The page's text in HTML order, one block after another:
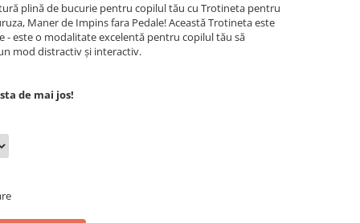
plină de bucurie pentru copilul tău cu Trotineta pentru
Maner de Impins fara Pedale! Această Trotineta este
- este o modalitate excelentă pentru copilul tău să
mod distractiv și interactiv.
de mai jos!